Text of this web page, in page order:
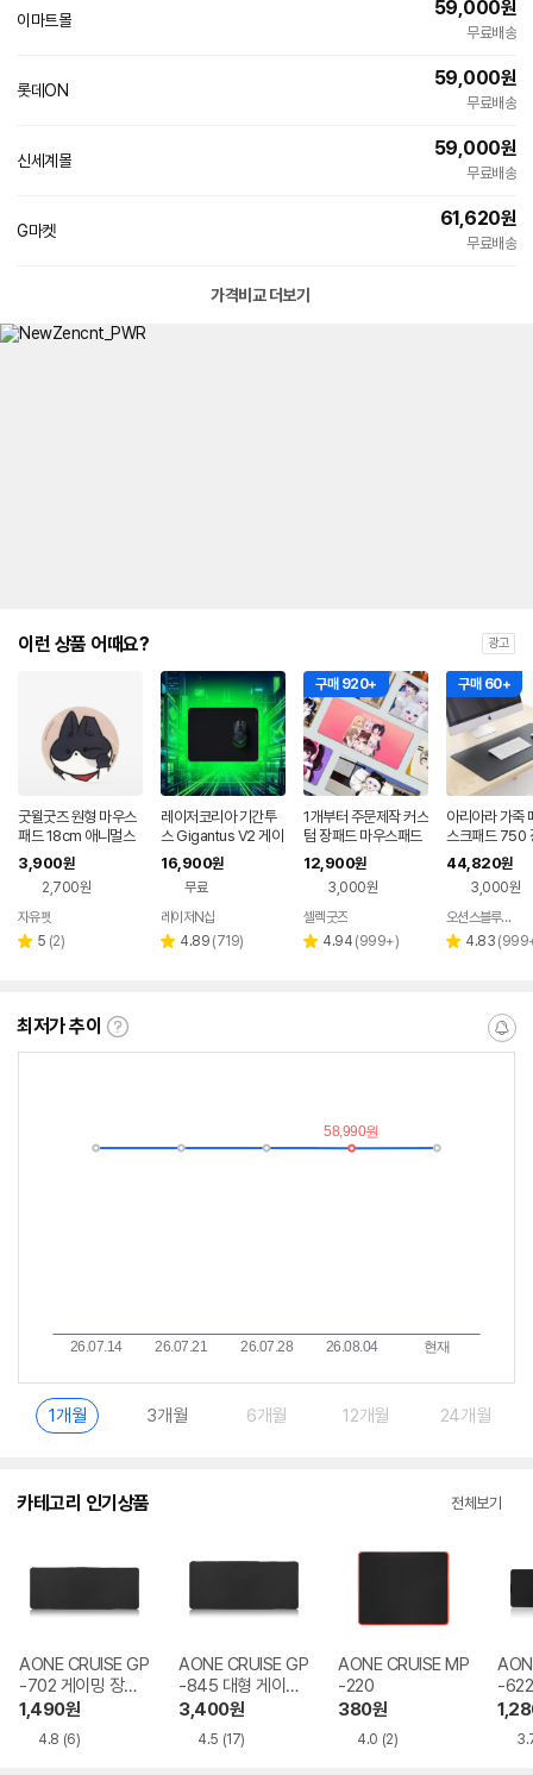
이마트몰
59,000원
무료배송
롯데ON
59,000원
무료배송
신세계몰
59,000원
무료배송
G마켓
61,620원
무료배송
가격비교 더보기
이런 상품 어때요? 광고
굿윌굿즈 원형 마우스
패드 18cm 애니멀스
타즈 코코
3,900원
2,700원
페이
자유펫
별 5 리
(2)
레이저코리아 기간투
스 Gigantus V2 게이
밍 마우스패드 블랙, M
16,900원
무료
페이
레이저N샵
별 4.89 리
(719)
구매 920+
1개부터 주문제작 커스
텀 장패드 마우스패드
12,900원
3,000원
페이
셀렉굿즈
별 4.94 리
(999+)
구매 60+
아리아라 가죽
스크패드 750
매트
44,820원
3,000원
오션스블루 오픈샵
별 4.83 리
(
최저가 추이
최
란?
알
1개월 3개월 6개월 12개월 24개월
카테고리 인기상품 전체보기
AONE CRUISE GP
-702 게이밍 장패
드
1,490원
4.8 (6)
AONE CRUISE GP
-845 대형 게이밍
장패드
3,400원
4.5 (17)
AONE CRUISE MP
-220
380원
4.0 (2)
-622